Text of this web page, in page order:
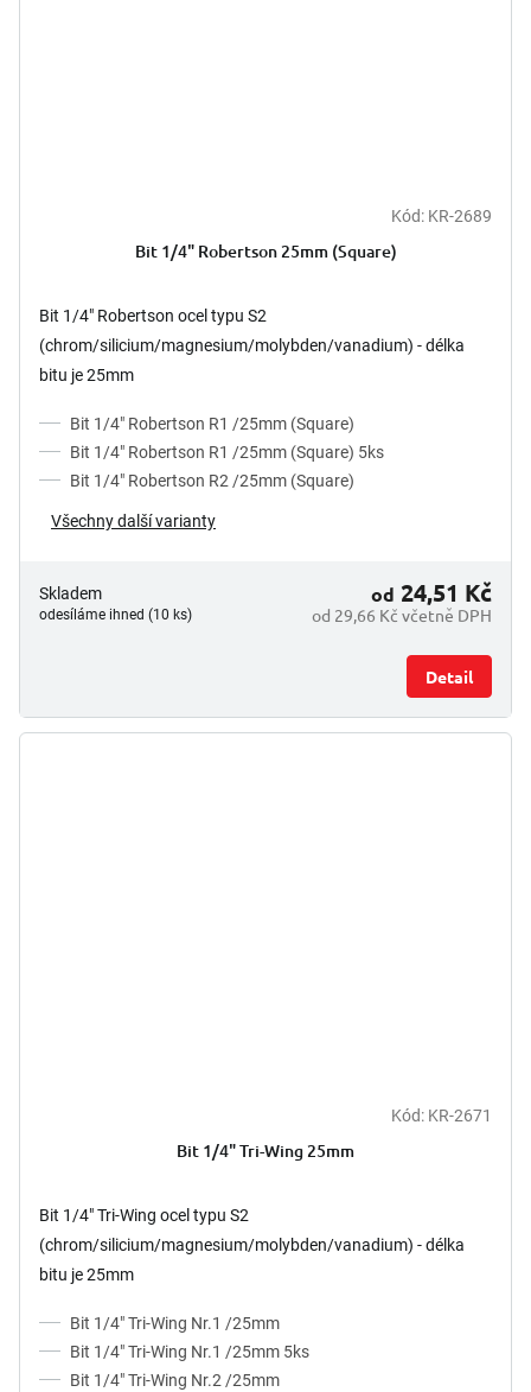
Kód: KR-2689
Bit 1/4" Robertson 25mm (Square)
Bit 1/4" Robertson ocel typu S2
(chrom/silicium/magnesium/molybden/vanadium) - délka
bitu je 25mm
Bit 1/4" Robertson R1 /25mm (Square)
Bit 1/4" Robertson R1 /25mm (Square) 5ks
Bit 1/4" Robertson R2 /25mm (Square)
Všechny další varianty
Skladem
odesíláme ihned (10 ks) od 29,66 Kč včetně DPH
od 24,51 Kč
Detail
Kód: KR-2671
Bit 1/4" Tri-Wing 25mm
Bit 1/4" Tri-Wing ocel typu S2
(chrom/silicium/magnesium/molybden/vanadium) - délka
bitu je 25mm
Bit 1/4" Tri-Wing Nr.1 /25mm
Bit 1/4" Tri-Wing Nr.1 /25mm 5ks
Bit 1/4" Tri-Wing Nr.2 /25mm